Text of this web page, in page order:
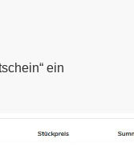
ein